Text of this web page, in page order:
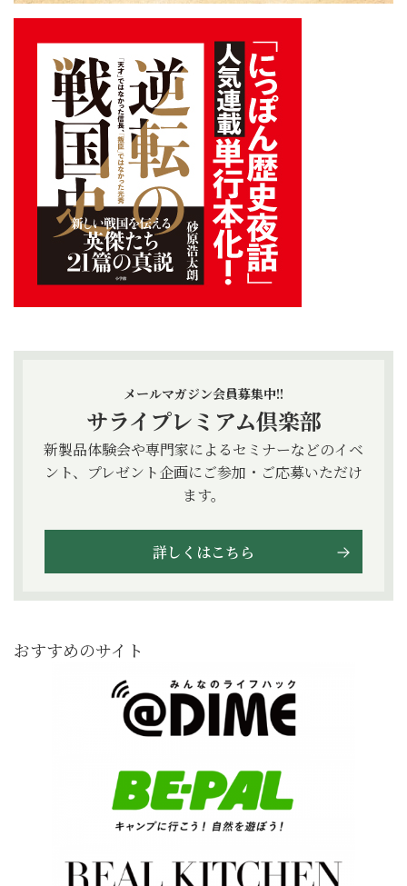
メールマガジン会員募集中!!
サライプレミアム倶楽部
新製品体験会や専門家によるセミナーなどのイベ
ント、プレゼント企画にご参加・ご応募いただけ
ます。
詳しくはこちら
おすすめのサイト